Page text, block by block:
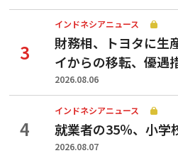
インドネシアニュース
財務相、トヨタに生
イからの移転、優遇
2026.08.06
インドネシアニュース
就業者の35％、小学
2026.08.07